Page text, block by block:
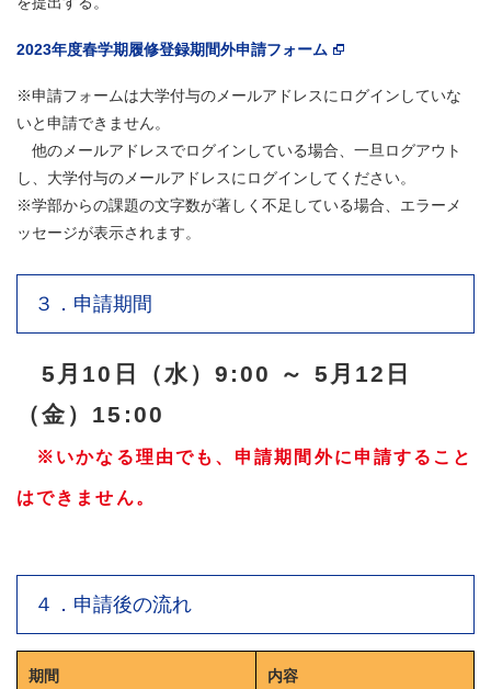
2023年度春学期履修登録期間外申請フォーム
※申請フォームは大学付与のメールアドレスにログインしていな
いと申請できません。
他のメールアドレスでログインしている場合、一旦ログアウト
し、大学付与のメールアドレスにログインしてください。
※学部からの課題の文字数が著しく不足している場合、エラーメ
ッセージが表示されます。
３．申請期間
5月10日（水）9:00 ～ 5月12日
（金）15:00
※いかなる理由でも、申請期間外に申請すること
はできません。
４．申請後の流れ
期間 内容